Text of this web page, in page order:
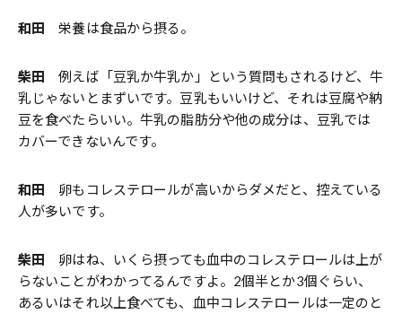
和田 栄養は食品から摂る。
柴田 例えば「豆乳か牛乳か」という質問もされるけど、牛
乳じゃないとまずいです。豆乳もいいけど、それは豆腐や納
豆を食べたらいい。牛乳の脂肪分や他の成分は、豆乳では
カバーできないんです。
和田 卵もコレステロールが高いからダメだと、控えている
人が多いです。
柴田 卵はね、いくら摂っても血中のコレステロールは上が
らないことがわかってるんですよ。2個半とか3個ぐらい、
あるいはそれ以上食べても、血中コレステロールは一定のと